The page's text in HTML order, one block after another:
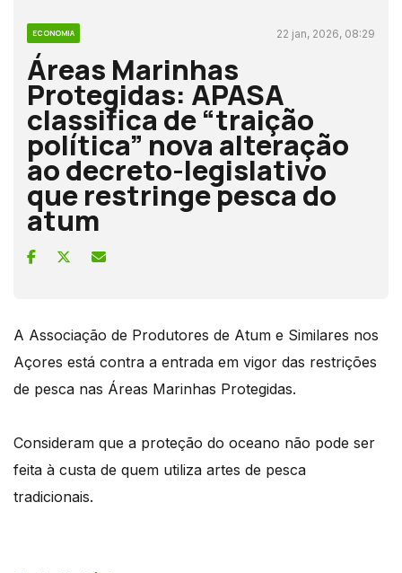
ECONOMIA 22 jan, 2026, 08:29
Áreas Marinhas
Protegidas: APASA
classifica de “traição
política” nova alteração
ao decreto-legislativo
que restringe pesca do
atum
A Associação de Produtores de Atum e Similares nos
Açores está contra a entrada em vigor das restrições
de pesca nas Áreas Marinhas Protegidas.
Consideram que a proteção do oceano não pode ser
feita à custa de quem utiliza artes de pesca
tradicionais.